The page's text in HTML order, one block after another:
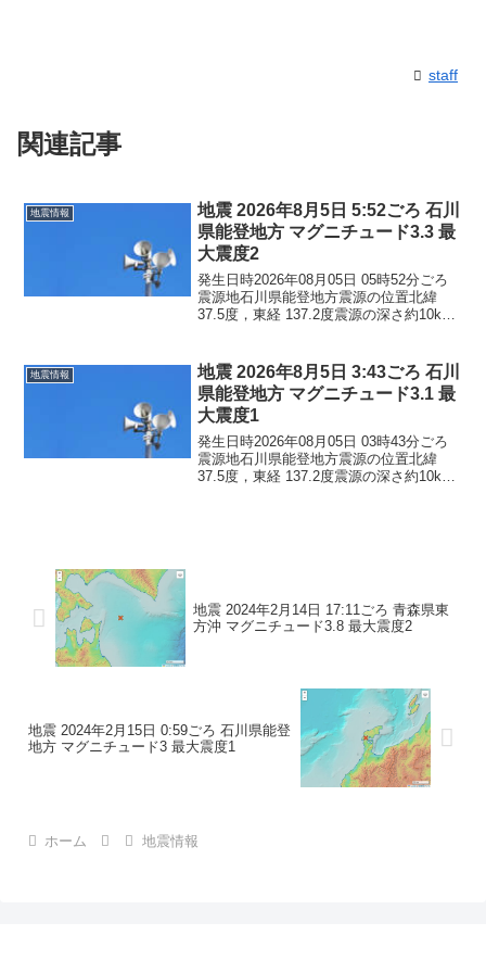
staff
関連記事
地震情報
地震 2026年8月5日 5:52ごろ 石川
県能登地方 マグニチュード3.3 最
大震度2
発生日時2026年08月05日 05時52分ごろ
震源地石川県能登地方震源の位置北緯
37.5度，東経 137.2度震源の深さ約10km
りません。震度2石川県珠洲市...
地震情報
地震 2026年8月5日 3:43ごろ 石川
県能登地方 マグニチュード3.1 最
大震度1
発生日時2026年08月05日 03時43分ごろ
震源地石川県能登地方震源の位置北緯
37.5度，東経 137.2度震源の深さ約10km
地震 2024年2月14日 17:11ごろ 青森県東
方沖 マグニチュード3.8 最大震度2
地震 2024年2月15日 0:59ごろ 石川県能登
地方 マグニチュード3 最大震度1
ホーム 地震情報